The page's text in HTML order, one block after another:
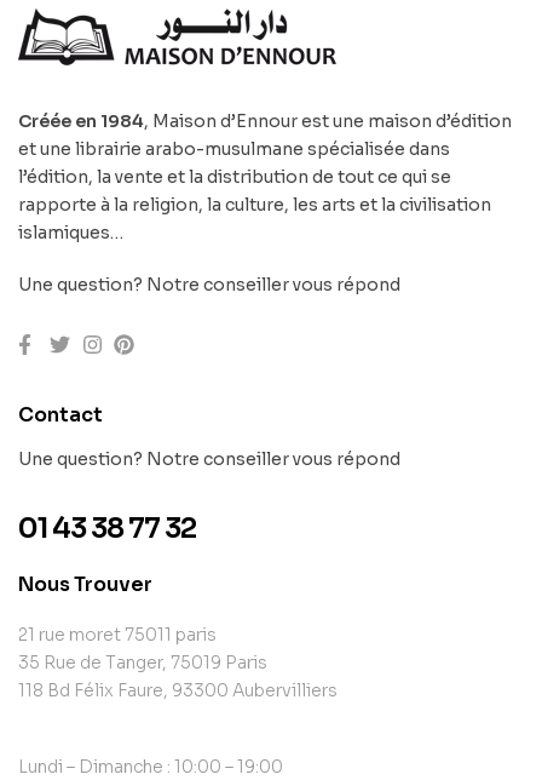
Créée en 1984, Maison d’Ennour est une maison d’édition
et une librairie arabo-musulmane spécialisée dans
l’édition, la vente et la distribution de tout ce qui se
rapporte à la religion, la culture, les arts et la civilisation
islamiques…
Une question? Notre conseiller vous répond
Contact
Une question? Notre conseiller vous répond
01 43 38 77 32
Nous Trouver
21 rue moret 75011 paris
35 Rue de Tanger, 75019 Paris
118 Bd Félix Faure, 93300 Aubervilliers
Lundi – Dimanche : 10:00 – 19:00